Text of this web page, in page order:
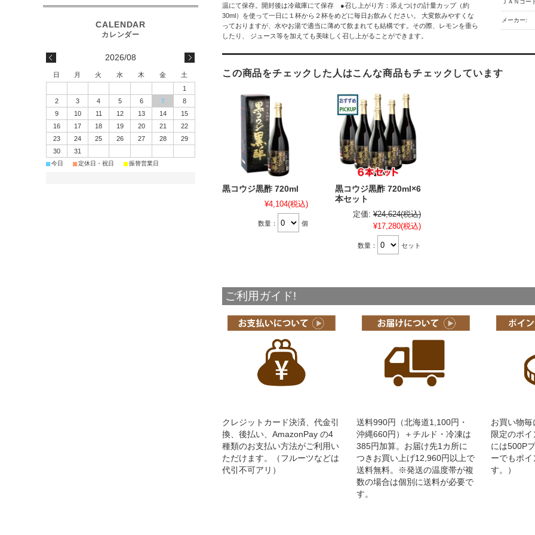
温にて保存。開封後は冷蔵庫にて保存 ●召し上がり方：添えつけの計量カップ（約
30ml）を使って一日に１杯から２杯をめどに毎日お飲みください。 大変飲みやすくな
っておりますが、水やお湯で適当に薄めて飲まれても結構です。その際、レモンを垂ら
したり、 ジュース等を加えても美味しく召し上がることができます。
ＪＡＮコー
メーカー:
この商品をチェックした人はこんな商品もチェックしています
黒コウジ黒酢 720ml
¥4,104(税込)
数量： 個
黒コウジ黒酢 720ml×6
本セット
定価: ¥24,624(税込)
¥17,280(税込)
数量： セット
ご利用ガイド!
クレジットカード決済、代金引
換、後払い、AmazonPay の4
種類のお支払い方法がご利用い
ただけます。（フルーツなどは
代引不可アリ）
送料990円（北海道1,100円・
沖縄660円）＋チルド・冷凍は
385円加算。お届け先1カ所に
つきお買い上げ12,960円以上で
送料無料。※発送の温度帯が複
数の場合は個別に送料が必要で
す。
お買い物毎
限定のポイ
には500P
ーでもポイ
す。）
2026/08
日 月 火 水 木 金
土
1
2
3 4 5 6 7
8
9
10 11 12 13 14
15
16
17 18 19 20 21
22
23
24 25 26 27 28
29
30
31
■今日 ■定休日・祝日 ■振替営業日